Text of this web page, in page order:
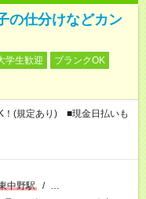
の仕分けなどカン
学生歓迎
ブランクOK
(規定あり) ■現金日払いも
中野駅 / …